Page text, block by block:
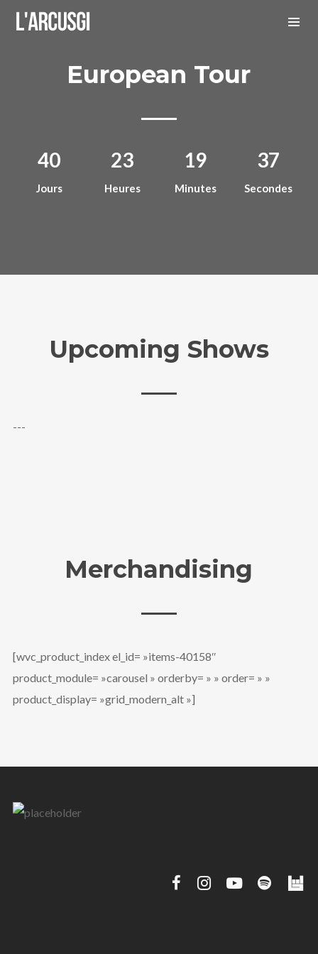
European Tour
40
Jours
23
Heures
19
Minutes
37
Secondes
Upcoming Shows
---
Merchandising
[wvc_product_index el_id= »items-40158″
product_module= »carousel » orderby= » » order= » »
product_display= »grid_modern_alt »]